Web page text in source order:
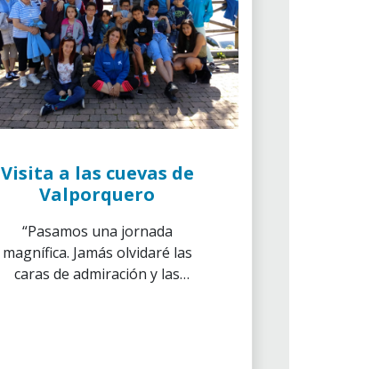
Visita a las cuevas de
Valporquero
“Pasamos una jornada
magnífica. Jamás olvidaré las
caras de admiración y las